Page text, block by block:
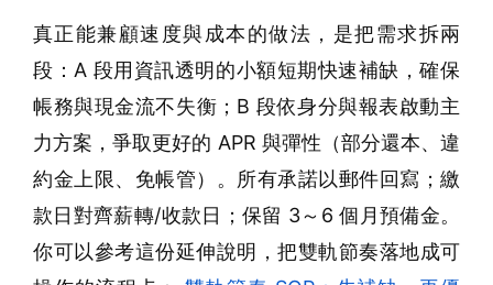
真正能兼顧速度與成本的做法，是把需求拆兩
段：A 段用資訊透明的小額短期快速補缺，確保
帳務與現金流不失衡；B 段依身分與報表啟動主
力方案，爭取更好的 APR 與彈性（部分還本、違
約金上限、免帳管）。所有承諾以郵件回寫；繳
款日對齊薪轉/收款日；保留 3～6 個月預備金。
你可以參考這份延伸說明，把雙軌節奏落地成可